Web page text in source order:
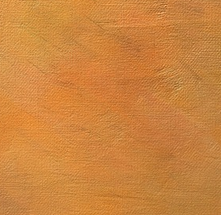
a 5 de junio de 2025Sol. 1 y 14 de